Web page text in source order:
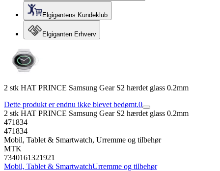
Elgigantens Kundeklub
Elgiganten Erhverv
2 stk HAT PRINCE Samsung Gear S2 hærdet glass 0.2mm
Dette produkt er endnu ikke blevet bedømt.0
2 stk HAT PRINCE Samsung Gear S2 hærdet glass 0.2mm
471834
471834
Mobil, Tablet & Smartwatch, Urremme og tilbehør
MTK
7340161321921
Mobil, Tablet & SmartwatchUrremme og tilbehør